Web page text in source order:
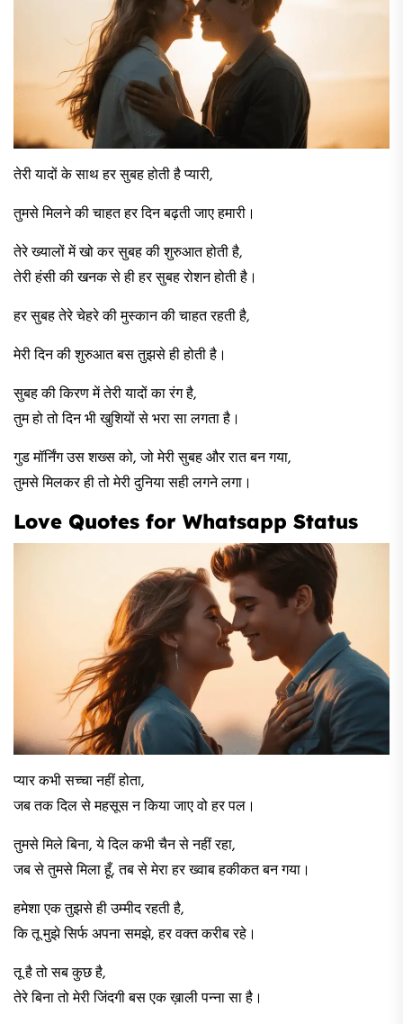
तेरी यादों के साथ हर सुबह होती है प्यारी,
तुमसे मिलने की चाहत हर दिन बढ़ती जाए हमारी।
तेरे ख्यालों में खो कर सुबह की शुरुआत होती है,
तेरी हंसी की खनक से ही हर सुबह रोशन होती है।
हर सुबह तेरे चेहरे की मुस्कान की चाहत रहती है,
मेरी दिन की शुरुआत बस तुझसे ही होती है।
सुबह की किरण में तेरी यादों का रंग है,
तुम हो तो दिन भी खुशियों से भरा सा लगता है।
गुड मॉर्निंग उस शख्स को, जो मेरी सुबह और रात बन गया,
तुमसे मिलकर ही तो मेरी दुनिया सही लगने लगा।
Love Quotes for Whatsapp Status​
प्यार कभी सच्चा नहीं होता,
जब तक दिल से महसूस न किया जाए वो हर पल।
तुमसे मिले बिना, ये दिल कभी चैन से नहीं रहा,
जब से तुमसे मिला हूँ, तब से मेरा हर ख्वाब हकीकत बन गया।
हमेशा एक तुझसे ही उम्मीद रहती है,
कि तू मुझे सिर्फ अपना समझे, हर वक्त करीब रहे।
तू है तो सब कुछ है,
तेरे बिना तो मेरी जिंदगी बस एक ख़ाली पन्ना सा है।